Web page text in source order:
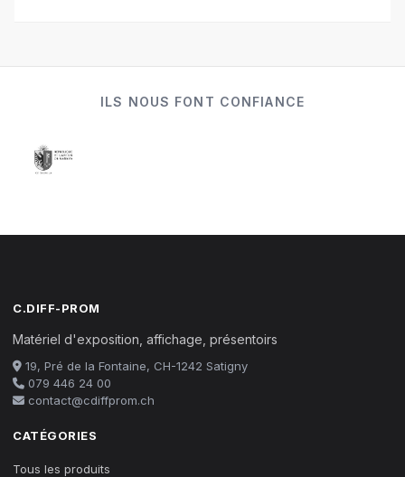
ILS NOUS FONT CONFIANCE
C.DIFF-PROM
Matériel d'exposition, affichage, présentoirs
19, Pré de la Fontaine, CH-1242 Satigny
079 446 24 00
contact@cdiffprom.ch
CATÉGORIES
Tous les produits